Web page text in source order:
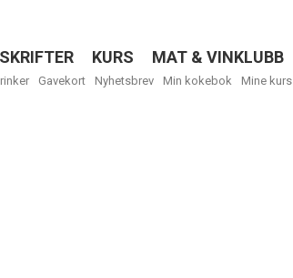
KURS MAT & VINKLUBB
Gavekort Nyhetsbrev Min kokebok Mine kurs